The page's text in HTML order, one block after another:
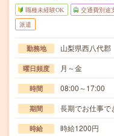
職種未経験OK 交通費別途
派遣
勤務地 山梨県西八代郡
曜日頻度 月～金
時間 08:00～17:00
期間 長期でお仕事で
時給 時給1200円